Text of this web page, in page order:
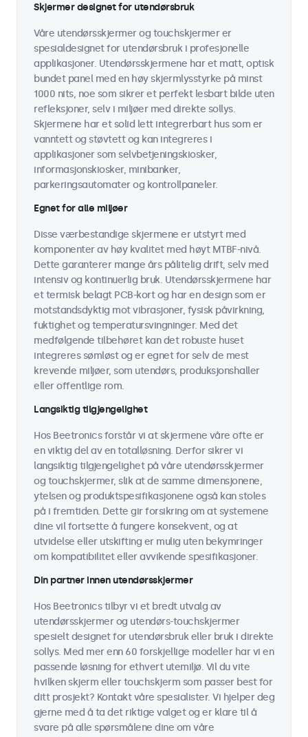
Skjermer designet for utendørsbruk
Våre utendørsskjermer og touchskjermer er
spesialdesignet for utendørsbruk i profesjonelle
applikasjoner. Utendørsskjermene har et matt, optisk
bundet panel med en høy skjermlysstyrke på minst
1000 nits, noe som sikrer et perfekt lesbart bilde uten
refleksjoner, selv i miljøer med direkte sollys.
Skjermene har et solid lett integrerbart hus som er
vanntett og støvtett og kan integreres i
applikasjoner som selvbetjeningskiosker,
informasjonskiosker, minibanker,
parkeringsautomater og kontrollpaneler.
Egnet for alle miljøer
Disse værbestandige skjermene er utstyrt med
komponenter av høy kvalitet med høyt MTBF-nivå.
Dette garanterer mange års pålitelig drift, selv med
intensiv og kontinuerlig bruk. Utendørsskjermene har
et termisk belagt PCB-kort og har en design som er
motstandsdyktig mot vibrasjoner, fysisk påvirkning,
fuktighet og temperatursvingninger. Med det
medfølgende tilbehøret kan det robuste huset
integreres sømløst og er egnet for selv de mest
krevende miljøer, som utendørs, produksjonshaller
eller offentlige rom.
Langsiktig tilgjengelighet
Hos Beetronics forstår vi at skjermene våre ofte er
en viktig del av en totalløsning. Derfor sikrer vi
langsiktig tilgjengelighet på våre utendørsskjermer
og touchskjermer, slik at de samme dimensjonene,
ytelsen og produktspesifikasjonene også kan stoles
på i fremtiden. Dette gir forsikring om at systemene
dine vil fortsette å fungere konsekvent, og at
utvidelse eller utskifting er mulig uten bekymringer
om kompatibilitet eller avvikende spesifikasjoner.
Din partner innen utendørsskjermer
Hos Beetronics tilbyr vi et bredt utvalg av
utendørsskjermer og utendørs-touchskjermer
spesielt designet for utendørsbruk eller bruk i direkte
sollys. Med mer enn 60 forskjellige modeller har vi en
passende løsning for ethvert utemiljø. Vil du vite
hvilken skjerm eller touchskjerm som passer best for
ditt prosjekt? Kontakt våre spesialister. Vi hjelper deg
gjerne med å ta det riktige valget og er klare til å
svare på alle spørsmålene dine om våre